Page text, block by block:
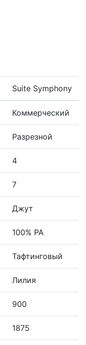
Suite Symphony
Коммерческий
Разрезной
4
7
Джут
100% PA
Тафтинговый
Лилия
900
1875